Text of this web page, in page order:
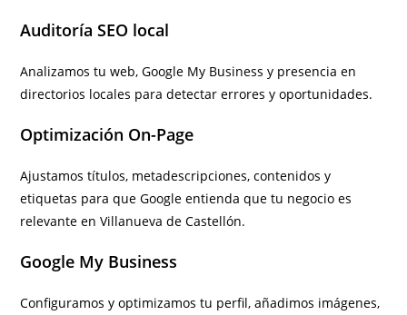
Auditoría SEO local
Analizamos tu web, Google My Business y presencia en
directorios locales para detectar errores y oportunidades.
Optimización On-Page
Ajustamos títulos, metadescripciones, contenidos y
etiquetas para que Google entienda que tu negocio es
relevante en Villanueva de Castellón.
Google My Business
Configuramos y optimizamos tu perfil, añadimos imágenes,